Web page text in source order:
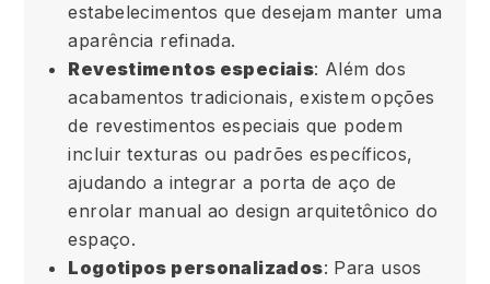
estabelecimentos que desejam manter uma
aparência refinada.
Revestimentos especiais: Além dos
acabamentos tradicionais, existem opções
de revestimentos especiais que podem
incluir texturas ou padrões específicos,
ajudando a integrar a porta de aço de
enrolar manual ao design arquitetônico do
espaço.
Logotipos personalizados: Para usos